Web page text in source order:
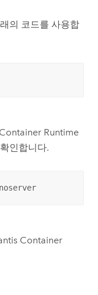
의 코드를 사용합
Runtime
인합니다.
Container